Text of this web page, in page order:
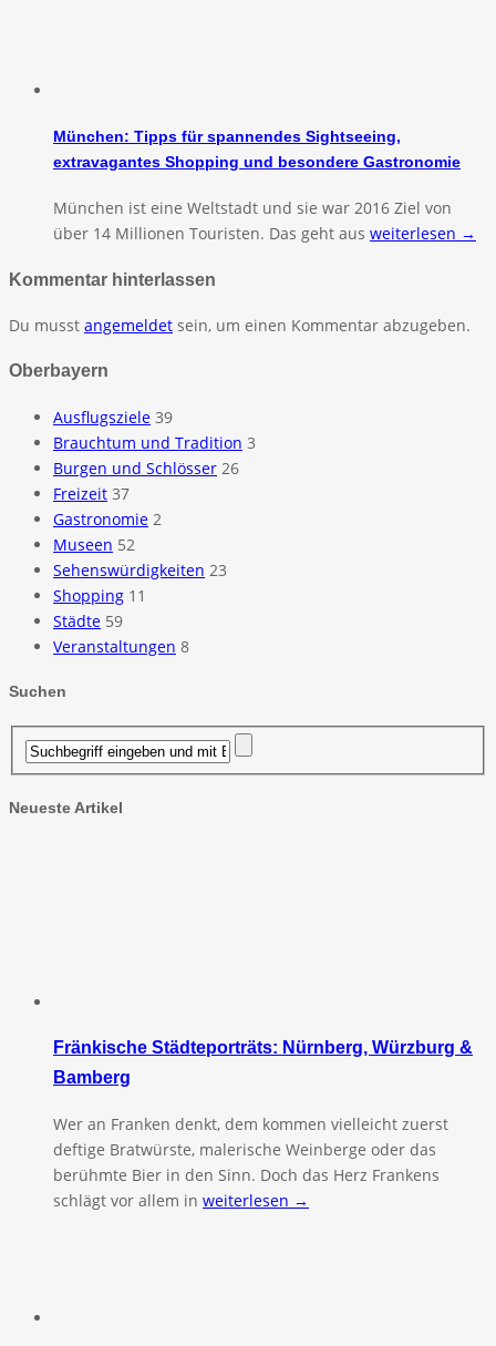
München: Tipps für spannendes Sightseeing,
extravagantes Shopping und besondere Gastronomie
München ist eine Weltstadt und sie war 2016 Ziel von
über 14 Millionen Touristen. Das geht aus weiterlesen →
Kommentar hinterlassen
Du musst angemeldet sein, um einen Kommentar abzugeben.
Oberbayern
Ausflugsziele 39
Brauchtum und Tradition 3
Burgen und Schlösser 26
Freizeit 37
Gastronomie 2
Museen 52
Sehenswürdigkeiten 23
Shopping 11
Städte 59
Veranstaltungen 8
Suchen
Neueste Artikel
Fränkische Städteporträts: Nürnberg, Würzburg &
Bamberg
Wer an Franken denkt, dem kommen vielleicht zuerst
deftige Bratwürste, malerische Weinberge oder das
berühmte Bier in den Sinn. Doch das Herz Frankens
schlägt vor allem in weiterlesen →